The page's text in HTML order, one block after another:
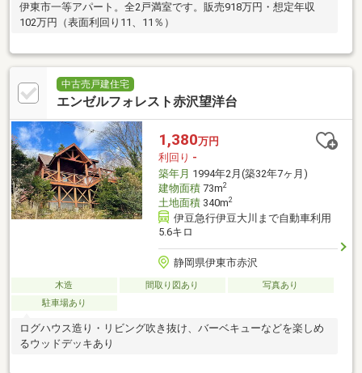
伊東市一等アパート。全2戸満室です。販売918万円・想定年収
102万円（表面利回り11、11％）
中古売戸建住宅
エンゼルフォレスト赤沢望洋台
1,380万円
利回り -
築年月 1994年2月(築32年7ヶ月)
建物面積73m2
土地面積340m2
伊豆急行伊豆大川まで自動車利用
5.6キロ
静岡県伊東市赤沢
木造 間取り図あり
写真あり
駐車場あり
ログハウス造り・リビング吹き抜け、バーベキューなどを楽しめ
るウッドデッキあり